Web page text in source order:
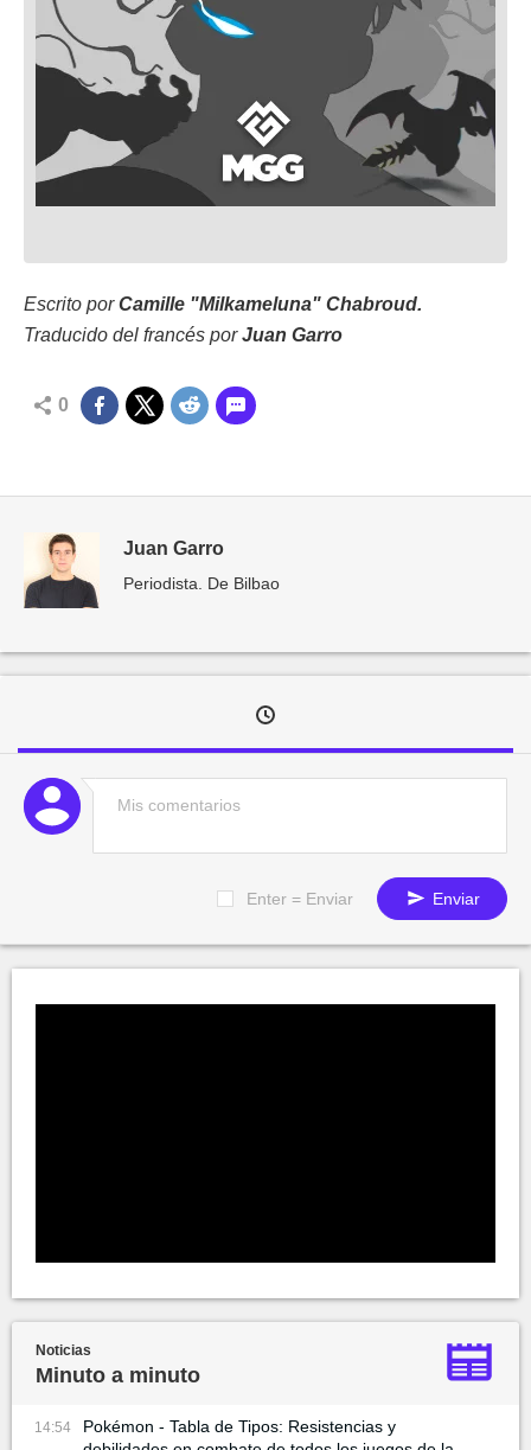
Escrito porCamille "Milkameluna" Chabroud.
Traducido del francés porJuan Garro
0
Juan Garro
Periodista. De Bilbao
Enter = Enviar Enviar
Noticias
Minuto a minuto
14:54
Pokémon - Tabla de Tipos: Resistencias y